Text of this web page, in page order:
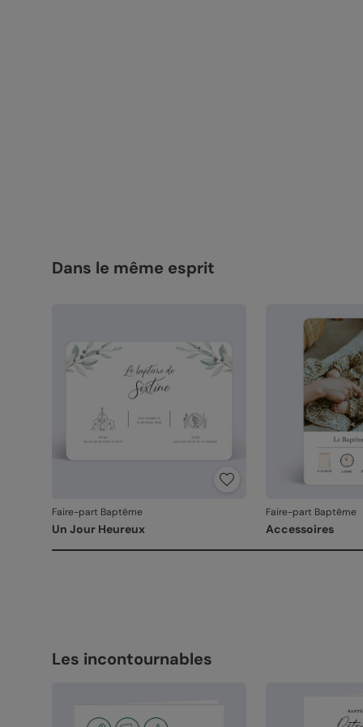
Dans le même esprit
Faire-part Baptême
Un Jour Heureux
Faire-part Baptême
Accessoires
Les incontournables